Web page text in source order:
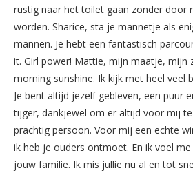
rustig naar het toilet gaan zonder door
worden. Sharice, sta je mannetje als
mannen. Je hebt een fantastisch
it. Girl power! Mattie, mijn maatje, mijn
morning sunshine. Ik kijk met heel veel
Je bent altijd jezelf gebleven, een puur
tijger, dankjewel om er altijd voor mij
prachtig persoon. Voor mij een echte
ik heb je ouders ontmoet. En ik voel
jouw familie. Ik mis jullie nu al en tot